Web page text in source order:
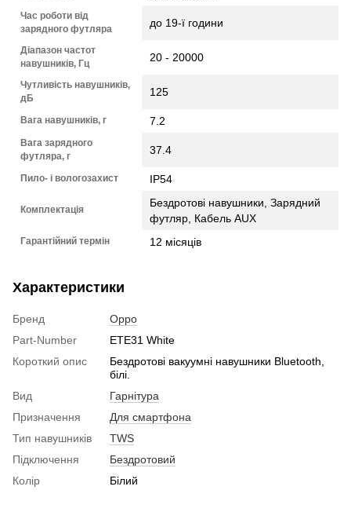
Час роботи від
зарядного футляра
до 19-ї години
Діапазон частот
навушників, Гц
20 - 20000
Чутливість навушників,
дБ
125
Вага навушників, г 7.2
Вага зарядного
футляра, г
37.4
Пило- і вологозахист IP54
Комплектація
Бездротові навушники, Зарядний
футляр, Кабель AUX
Гарантійний термін 12 місяців
Характеристики
Бренд
Oppo
Part-Number
ETE31 White
Короткий опис
Бездротові вакуумні навушники Bluetooth,
білі.
Вид
Гарнітура
Призначення
Для смартфона
Тип навушників
TWS
Підключення
Бездротовий
Колір
Білий